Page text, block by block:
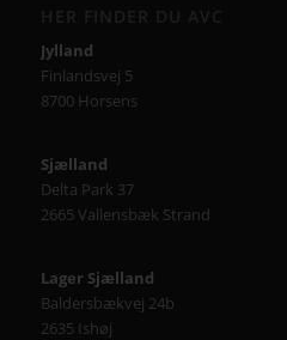
Jylland
Finlandsvej 5
8700 Horsens
Sjælland
Delta Park 37
2665 Vallensbæk Strand
Lager Sjælland
Baldersbækvej 24b
2635 Ishøj